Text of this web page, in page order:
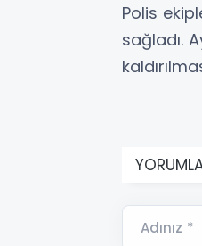
Polis
sağladı.
Adınız *